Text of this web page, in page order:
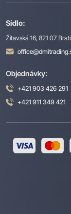
Sídlo:
Žitavská 16, 821 07
Objednávky:
+421 903 426 291
+421 911 349 421